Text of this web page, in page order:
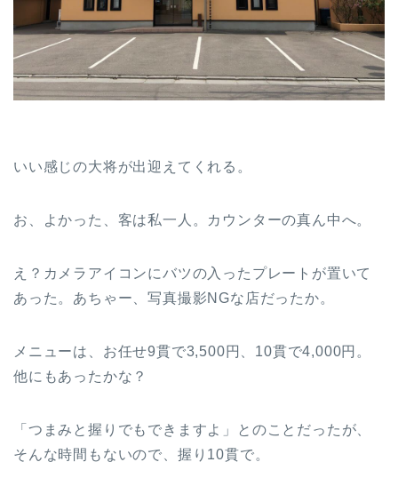
いい感じの大将が出迎えてくれる。
お、よかった、客は私一人。カウンターの真ん中へ。
え？カメラアイコンにバツの入ったプレートが置いて
あった。あちゃー、写真撮影NGな店だったか。
メニューは、お任せ9貫で3,500円、10貫で4,000円。
他にもあったかな？
「つまみと握りでもできますよ」とのことだったが、
そんな時間もないので、握り10貫で。